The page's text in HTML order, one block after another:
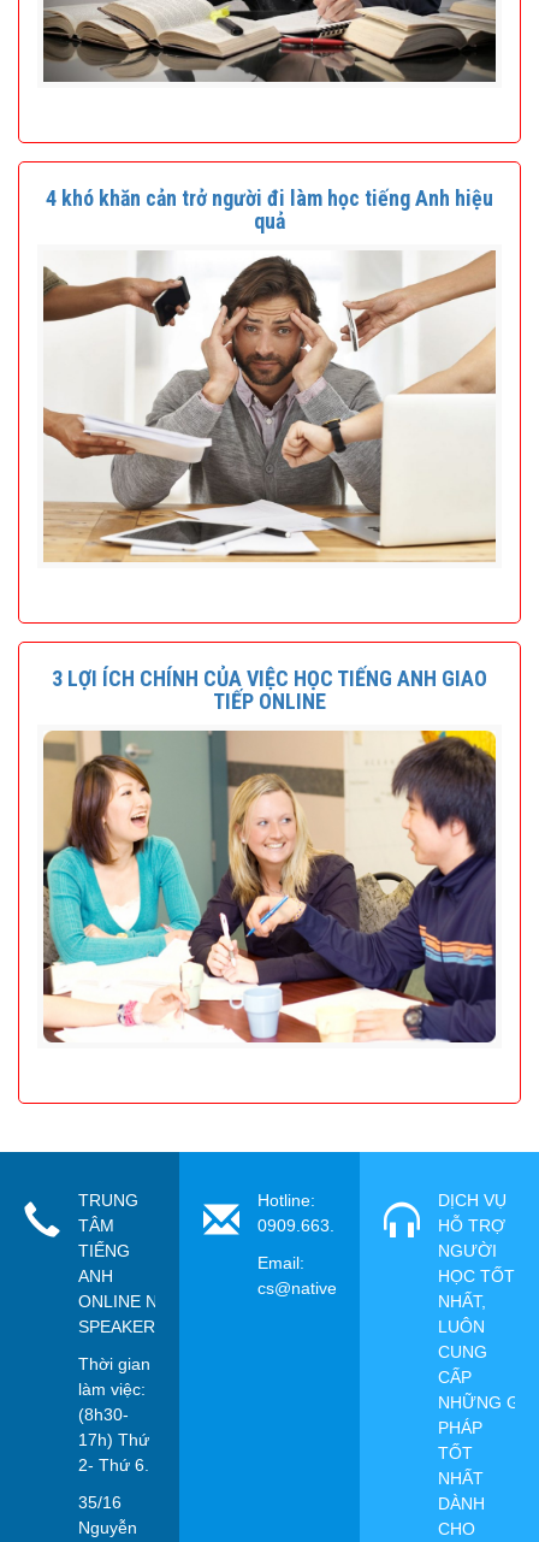
4 khó khăn cản trở người đi làm học tiếng Anh hiệu
quả
3 LỢI ÍCH CHÍNH CỦA VIỆC HỌC TIẾNG ANH GIAO
TIẾP ONLINE
TRUNG
TÂM
TIẾNG
ANH
ONLINE NATIVE
SPEAKER
Thời gian
làm việc:
(8h30-
17h) Thứ
2- Thứ 6.
35/16
Nguyễn
Hotline:
0909.663.115
Email:
cs@nativespeaker.vn
DỊCH VỤ
HỖ TRỢ
NGƯỜI
HỌC TỐT
NHẤT,
LUÔN
CUNG
CẤP
NHỮNG GIẢI
PHÁP
TỐT
NHẤT
DÀNH
CHO